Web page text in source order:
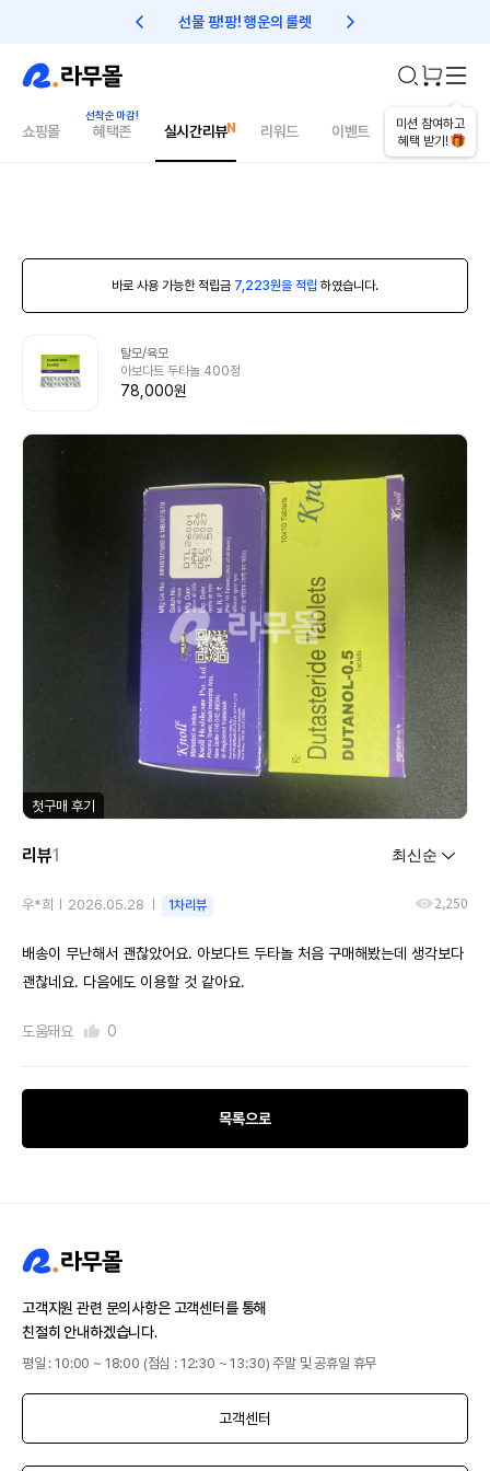
선물 팡!팡! 행운의 룰렛 친구초대 1만원 리워드!
미션 참여하고
혜택 받기!
쇼핑몰 혜택존 실시간리뷰 리워드 이벤트 건강매거진
바로 사용 가능한 적립금 7,223원을 적립 하였습니다.
탈모/육모
아보다트 두타놀 400정
78,000원
첫구매 후기
리뷰1
우*희 2026.05.28 1차리뷰 2,250
배송이 무난해서 괜찮았어요. 아보다트 두타놀 처음 구매해봤는데 생각보다
괜찮네요. 다음에도 이용할 것 같아요.
도움돼요 0
목록으로
고객지원 관련 문의사항은 고객센터를 통해
친절히 안내하겠습니다.
평일 : 10:00 ~ 18:00 (점심 : 12:30 ~ 13:30) 주말 및 공휴일 휴무
고객센터